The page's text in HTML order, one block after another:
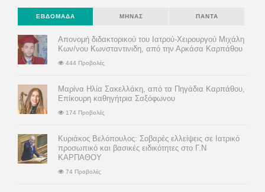
ΕΒΔΟΜΆΔΑ ΜΉΝΑΣ ΠΆΝΤΑ
Απονομή διδακτορικού του Ιατρού-Χειρουργού Μιχάλη
Κων/νου Κωνσταντινιδη, από την Αρκάσα Καρπάθου
444 Προβολές
Μαρίνα Ηλία Σακελλάκη, από τα Πηγάδια Καρπάθου,
Επίκουρη καθηγήτρια Σαξόφωνου
174 Προβολές
Κυριάκος Βελόπουλος: Σοβαρές ελλείψεις σε Ιατρικό
προσωπικό και βασικές ειδικότητες στο Γ.Ν
ΚΑΡΠΑΘΟΥ
74 Προβολές